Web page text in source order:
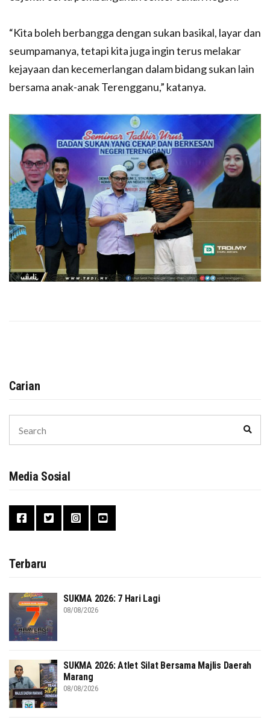
“Kita boleh berbangga dengan sukan basikal, layar dan
seumpamanya, tetapi kita juga ingin terus melakar
kejayaan dan kecemerlangan dalam bidang sukan lain
bersama anak-anak Terengganu,” katanya.
Carian
for:
Media Sosial
Terbaru
SUKMA 2026: 7 Hari Lagi
08/08/2026
SUKMA 2026: Atlet Silat Bersama Majlis Daerah
Marang
08/08/2026